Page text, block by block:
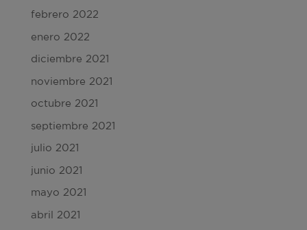
febrero 2022
enero 2022
diciembre 2021
noviembre 2021
octubre 2021
septiembre 2021
julio 2021
junio 2021
mayo 2021
abril 2021